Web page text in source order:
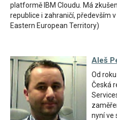
platformě IBM Cloudu. Má
republice i zahraničí, především
Eastern European Territory)
Aleš
Od
Česká
nyní ve